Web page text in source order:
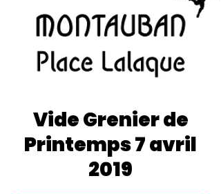
Vide Grenier de
Printemps 7 avril
2019